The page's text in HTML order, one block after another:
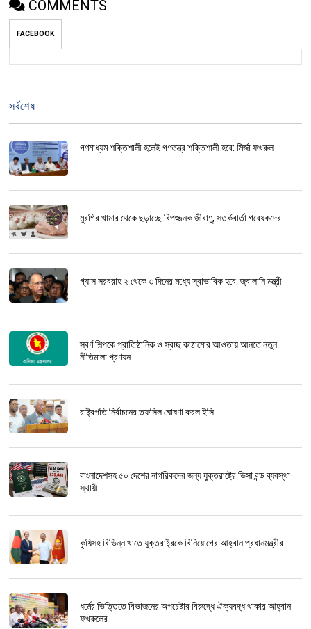
COMMENTS
FACEBOOK
সর্বশেষ
গণমাধ্যম শক্তিশালী হলেই গণতন্ত্র শক্তিশালী হবে: মির্জা ফখরুল
মুরগির খামার থেকে ছড়াচ্ছে বিপজ্জনক জীবাণু, সতর্কবার্তা গবেষকদের
গ্যাস সরবরাহ ২ থেকে ৩ দিনের মধ্যে স্বাভাবিক হবে: জ্বালানি মন্ত্রী
স্বর্ণ শিল্পকে প্রাতিষ্ঠানিক ও স্বচ্ছ কাঠামোর আওতায় আনতে নতুন
নীতিমালা প্রণয়ন
রাষ্ট্রপতি নির্বাচনের তফসিল ঘোষণা করল ইসি
বাংলাদেশসহ ৫০ দেশের নাগরিকদের জন্য যুক্তরাষ্ট্রে ভিসা বন্ড ব্যবস্থা
স্থায়ী
কৃষিসহ বিভিন্ন খাতে যুক্তরাষ্ট্রকে বিনিয়োগের আহ্বান প্রধানমন্ত্রীর
ধর্মের ভিত্তিতে বিভাজনের অপচেষ্টার বিরুদ্ধে ঐক্যবদ্ধ থাকার আহ্বান
ফখরুলের